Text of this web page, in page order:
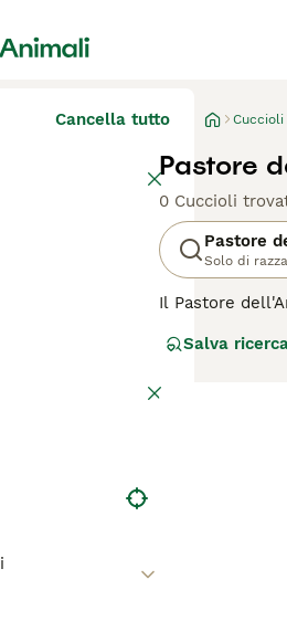
Cancella tutto Cuccioli
Pastore
0 Cuccioli
Pastore
Solo di razza
Il Pastore
e un manto
richiedendo
Salva